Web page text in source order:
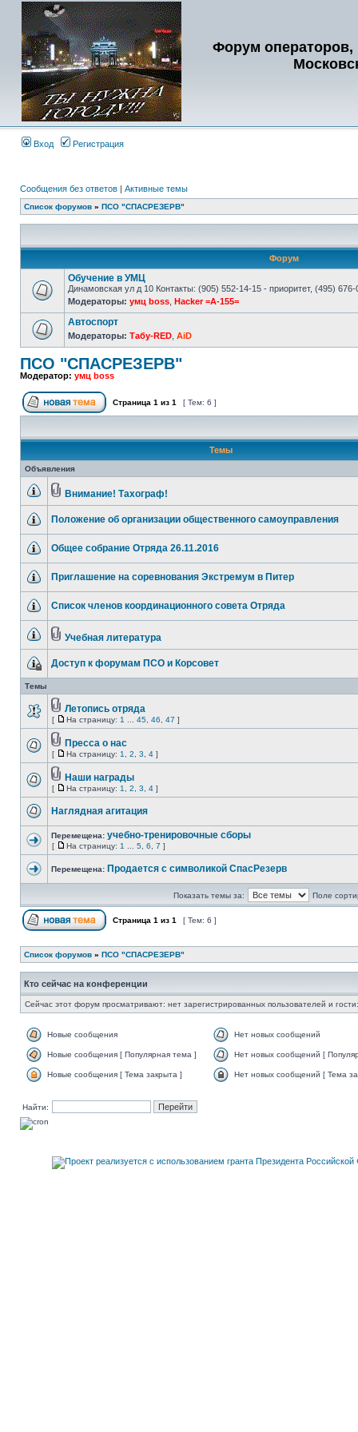
Форум операторов,
Вход Регистрация
Сообщения без ответов | Активные темы
Список форумов » ПСО "СПАСРЕЗЕРВ"
Форум
Обучение в УМЦ
Динамовская ул д 10 Контакты: (905) 552-14-15 - приоритет, (495)
Модераторы: умц boss Hacker =A-155=
Автоспорт
Модераторы: Табу-RED AiD
ПСО "СПАСРЕЗЕРВ"
Модератор: умц boss
Страница 1 из 1 [ Тем: 6 ]
Темы
Объявления
Внимание! Тахограф!
Положение об организации общественного самоуправления
Общее собрание Отряда 26.11.2016
Приглашение на соревнования Экстремум в Питер
Список членов координационного совета Отряда
Учебная литература
Доступ к форумам ПСО и Корсовет
Темы
Летопись отряда
[ На страницу: 1 45 46 47 ]
Пресса о нас
[ На страницу: 1 2 3 4 ]
Наши награды
[ На страницу: 1 2 3 4 ]
Наглядная агитация
Перемещена: учебно-тренировочные сборы
[ На страницу: 1 5 6 7 ]
Перемещена: Продается с символикой СпасРезерв
Показать темы за: Поле
Страница 1 из 1 [ Тем: 6 ]
Список форумов » ПСО "СПАСРЕЗЕРВ"
Кто сейчас на конференции
Сейчас этот форум просматривают: нет зарегистрированных пользователей и
Новые сообщения Нет новых сообщений
Новые сообщения [ Популярная тема ] Нет новых сообщений [
Новые сообщения [ Тема закрыта ] Нет новых сообщений [ Тема
Найти: